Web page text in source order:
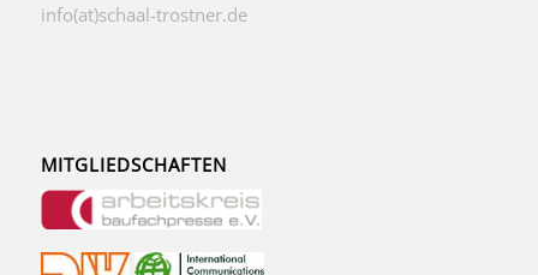
info(at)schaal-trostner.de
MITGLIEDSCHAFTEN